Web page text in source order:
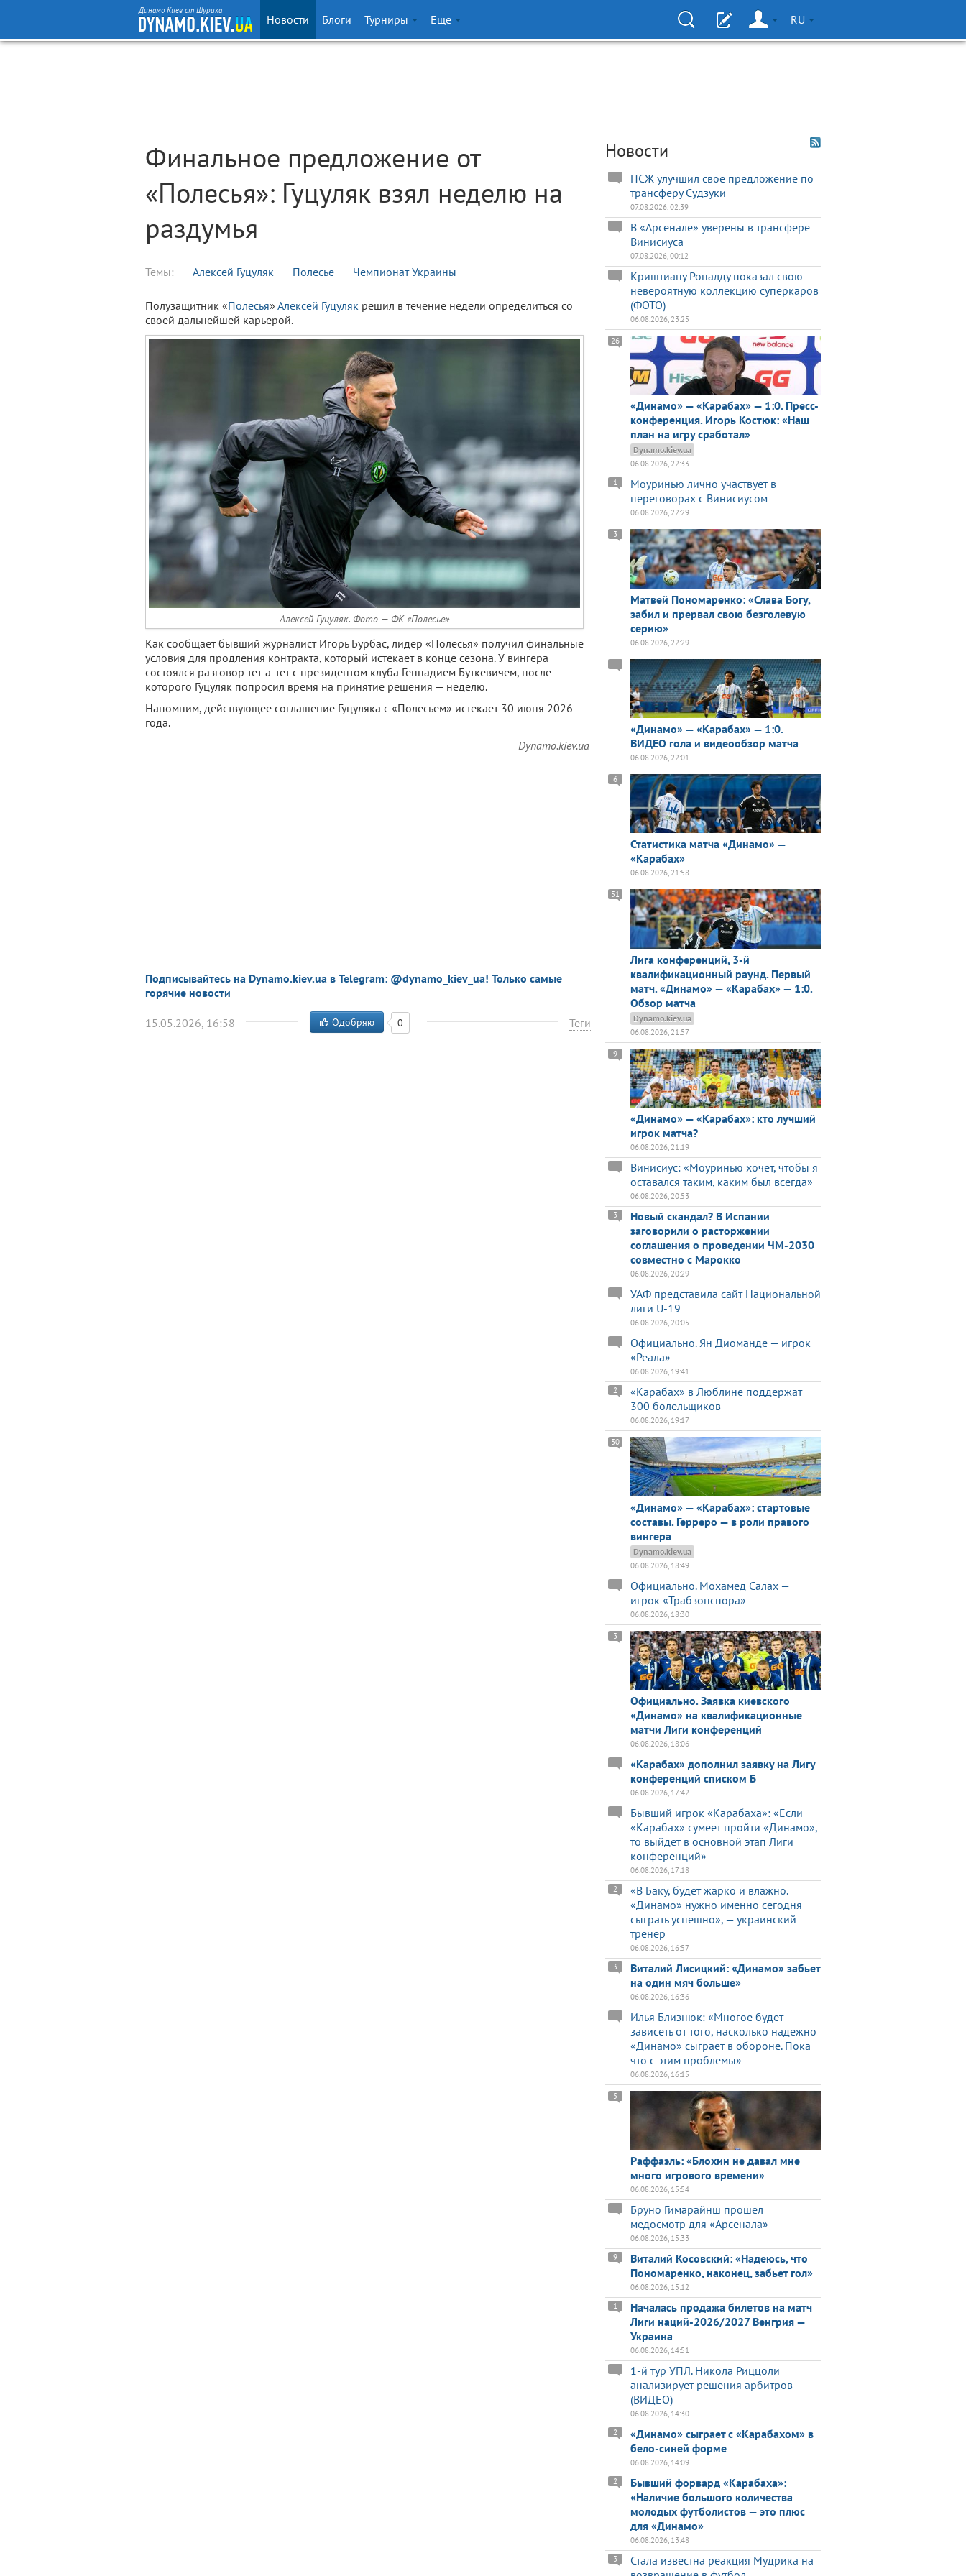
Динамо Киев от Шурика
Новости Блоги Турниры Еще RU
Финальное предложение от
«Полесья»: Гуцуляк взял неделю на
раздумья
Темы: Алексей Гуцуляк Полесье Чемпионат Украины
Полузащитник «Полесья» Алексей Гуцуляк решил в течение недели определиться со
своей дальнейшей карьерой.
Алексей Гуцуляк. Фото — ФК «Полесье»
Как сообщает бывший журналист Игорь Бурбас, лидер «Полесья» получил финальные
условия для продления контракта, который истекает в конце сезона. У вингера
состоялся разговор тет-а-тет с президентом клуба Геннадием Буткевичем, после
которого Гуцуляк попросил время на принятие решения — неделю.
Напомним, действующее соглашение Гуцуляка с «Полесьем» истекает 30 июня 2026
года.
Dynamo.kiev.ua
Подписывайтесь на Dynamo.kiev.ua в Telegram: @dynamo_kiev_ua! Только самые
горячие новости
15.05.2026, 16:58 Теги
Одобряю 0
Новости
ПСЖ улучшил свое предложение по
трансферу Судзуки
07.08.2026, 02:39
В «Арсенале» уверены в трансфере
Винисиуса
07.08.2026, 00:12
Криштиану Роналду показал свою
невероятную коллекцию суперкаров
(ФОТО)
06.08.2026, 23:25
«Динамо» — «Карабах» — 1:0. Пресс-
конференция. Игорь Костюк: «Наш
план на игру сработал»
26
Dynamo.kiev.ua
06.08.2026, 22:33
Моуринью лично участвует в
переговорах с Винисиусом
1
06.08.2026, 22:29
Матвей Пономаренко: «Слава Богу,
забил и прервал свою безголевую
серию»
3
06.08.2026, 22:29
«Динамо» — «Карабах» — 1:0.
ВИДЕО гола и видеообзор матча
06.08.2026, 22:01
Статистика матча «Динамо» —
«Карабах»
6
06.08.2026, 21:58
Лига конференций, 3-й
квалификационный раунд. Первый
матч. «Динамо» — «Карабах» — 1:0.
Обзор матча
51
Dynamo.kiev.ua
06.08.2026, 21:57
«Динамо» — «Карабах»: кто лучший
игрок матча?
9
06.08.2026, 21:19
Винисиус: «Моуринью хочет, чтобы я
оставался таким, каким был всегда»
06.08.2026, 20:53
Новый скандал? В Испании
заговорили о расторжении
соглашения о проведении ЧМ-2030
совместно с Марокко
3
06.08.2026, 20:29
УАФ представила сайт Национальной
лиги U-19
06.08.2026, 20:05
Официально. Ян Диоманде — игрок
«Реала»
06.08.2026, 19:41
«Карабах» в Люблине поддержат
300 болельщиков
2
06.08.2026, 19:17
«Динамо» — «Карабах»: стартовые
составы. Герреро — в роли правого
вингера
30
Dynamo.kiev.ua
06.08.2026, 18:49
Официально. Мохамед Салах —
игрок «Трабзонспора»
06.08.2026, 18:30
Официально. Заявка киевского
«Динамо» на квалификационные
матчи Лиги конференций
3
06.08.2026, 18:06
«Карабах» дополнил заявку на Лигу
конференций списком Б
06.08.2026, 17:42
Бывший игрок «Карабаха»: «Если
«Карабах» сумеет пройти «Динамо»,
то выйдет в основной этап Лиги
конференций»
06.08.2026, 17:18
«В Баку, будет жарко и влажно.
«Динамо» нужно именно сегодня
сыграть успешно», — украинский
тренер
2
06.08.2026, 16:57
Виталий Лисицкий: «Динамо» забьет
на один мяч больше»
3
06.08.2026, 16:36
Илья Близнюк: «Многое будет
зависеть от того, насколько надежно
«Динамо» сыграет в обороне. Пока
что с этим проблемы»
06.08.2026, 16:15
Раффаэль: «Блохин не давал мне
много игрового времени»
5
06.08.2026, 15:54
Бруно Гимарайнш прошел
медосмотр для «Арсенала»
06.08.2026, 15:33
Виталий Косовский: «Надеюсь, что
Пономаренко, наконец, забьет гол»
9
06.08.2026, 15:12
Началась продажа билетов на матч
Лиги наций-2026/2027 Венгрия —
Украина
1
06.08.2026, 14:51
1-й тур УПЛ. Никола Риццоли
анализирует решения арбитров
(ВИДЕО)
06.08.2026, 14:30
«Динамо» сыграет с «Карабахом» в
бело-синей форме
2
06.08.2026, 14:09
Бывший форвард «Карабаха»:
«Наличие большого количества
молодых футболистов — это плюс
для «Динамо»
2
06.08.2026, 13:48
Стала известна реакция Мудрика на
3